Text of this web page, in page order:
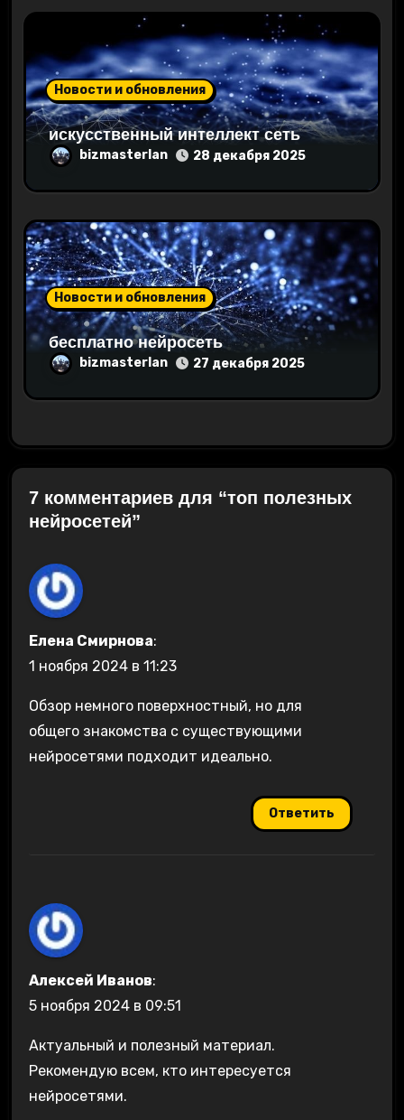
м Новости и обновления
искусственный интеллект сеть
bizmasterlan 28 декабря 2025
Новости и обновления
бесплатно нейросеть
bizmasterlan 27 декабря 2025
7 комментариев для “топ полезных
нейросетей”
Елена Смирнова:
1 ноября 2024 в 11:23
Обзор немного поверхностный, но для
общего знакомства с существующими
нейросетями подходит идеально.
Ответить
Алексей Иванов:
5 ноября 2024 в 09:51
Актуальный и полезный материал.
Рекомендую всем, кто интересуется
нейросетями.